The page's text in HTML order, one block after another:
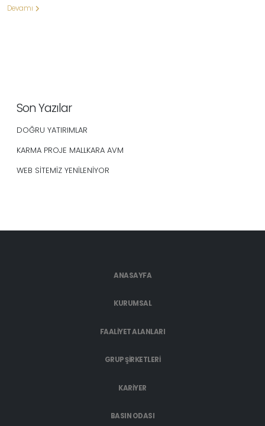
Devamı
Son Yazılar
DOĞRU YATIRIMLAR
KARMA PROJE MALLKARA AVM
WEB SİTEMİZ YENİLENİYOR
ANASAYFA
KURUMSAL
FAALİYET ALANLARI
GRUP ŞİRKETLERİ
KARİYER
BASIN ODASI